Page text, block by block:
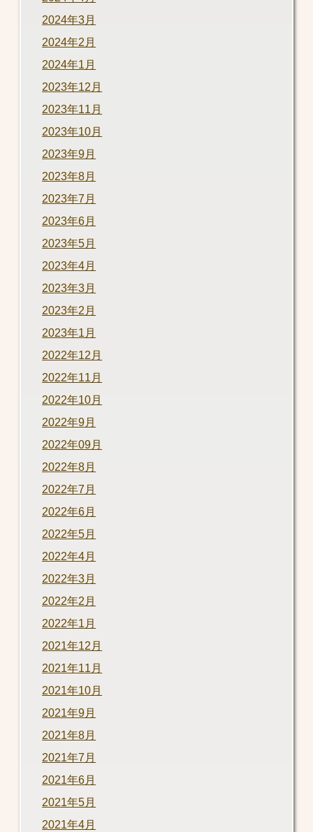
2024年3月
2024年2月
2024年1月
2023年12月
2023年11月
2023年10月
2023年9月
2023年8月
2023年7月
2023年6月
2023年5月
2023年4月
2023年3月
2023年2月
2023年1月
2022年12月
2022年11月
2022年10月
2022年9月
2022年09月
2022年8月
2022年7月
2022年6月
2022年5月
2022年4月
2022年3月
2022年2月
2022年1月
2021年12月
2021年11月
2021年10月
2021年9月
2021年8月
2021年7月
2021年6月
2021年5月
2021年4月